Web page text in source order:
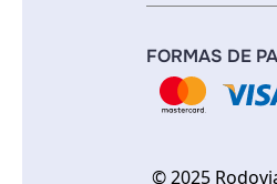
FORMAS DE
© 2025